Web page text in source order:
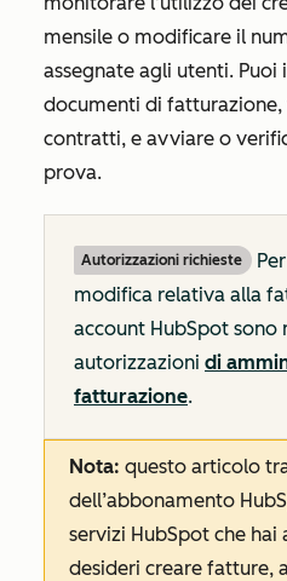
mensile o modificare il
assegnate agli utenti. Puoi
documenti di
contratti, e avviare o
prova.
Autorizzazioni richieste
modifica relativa alla
account HubSpot sono
autorizzazioni di
fatturazione.
Nota: questo articolo
dell’abbonamento
servizi HubSpot che hai
desideri creare fatture,